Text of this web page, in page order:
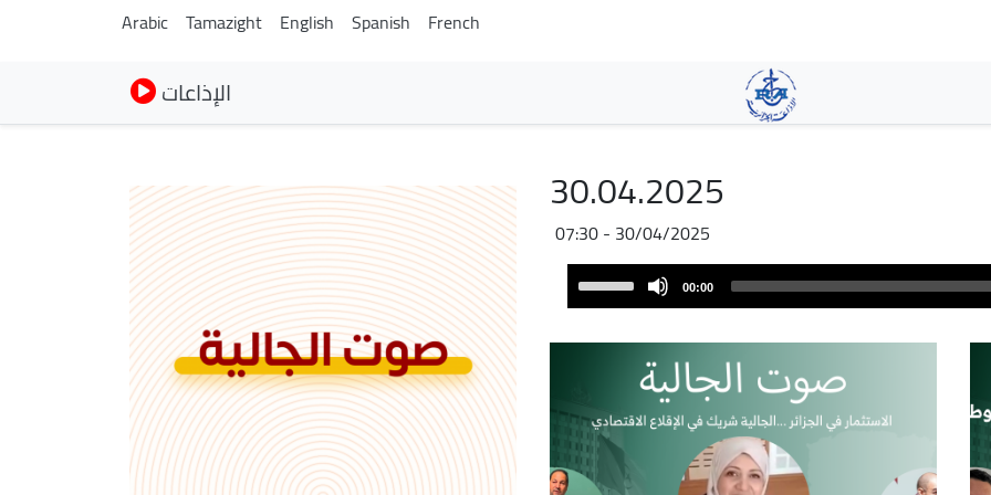
main
content
Arabic Tamazight English Spanish French
الإذاعات
30.04.2025
30/04/2025 - 07:30
Player
00:00
Up/Down
increase
or
decrease
volume.